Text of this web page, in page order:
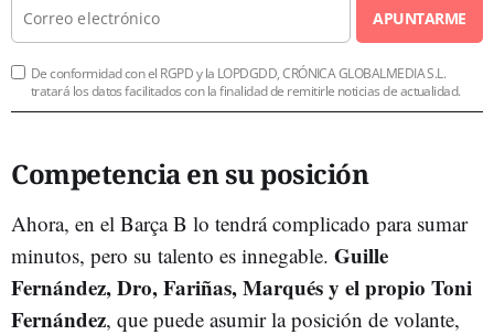
APUNTARME
De conformidad con el RGPD y la LOPDGDD, CRÓNICA GLOBALMEDIA S.L.
tratará los datos facilitados con la finalidad de remitirle noticias de actualidad.
Competencia en su posición
Ahora, en el Barça B lo tendrá complicado para sumar
minutos, pero su talento es innegable. Guille
Fernández, Dro, Fariñas, Marqués y el propio Toni
Fernández, que puede asumir la posición de volante,